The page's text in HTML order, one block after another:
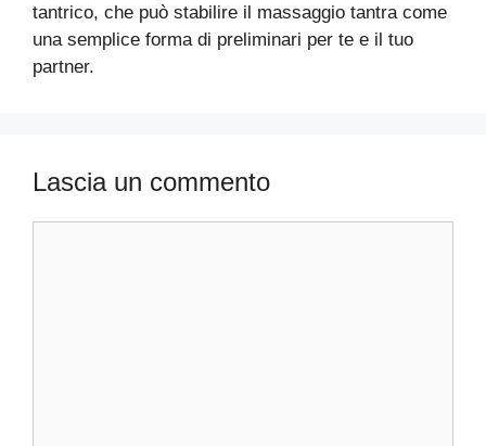
tantrico, che può stabilire il massaggio tantra come
una semplice forma di preliminari per te e il tuo
partner.
Lascia un commento